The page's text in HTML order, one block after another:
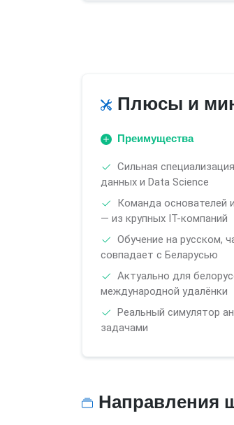
Плюсы и
Преимущества
Сильная
данных и Data Science
Команда основателей
— из крупных IT-компаний
Обучение на русском,
совпадает с Беларусью
Актуально для
международной удалёнки
Реальный симулятор
задачами
Направления